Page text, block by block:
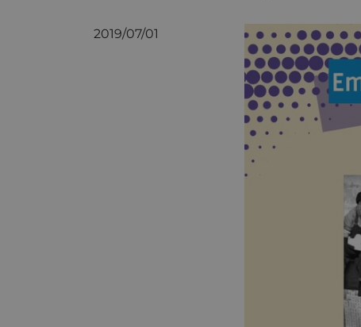
2019/07/01